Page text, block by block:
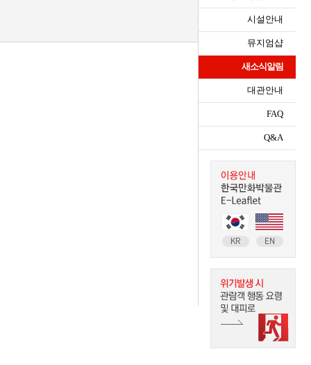
시설안내
뮤지엄샵
새소식알림
대관안내
FAQ
Q&A